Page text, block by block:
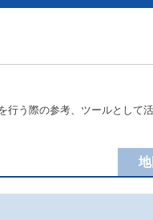
う際の参考、ツールとして